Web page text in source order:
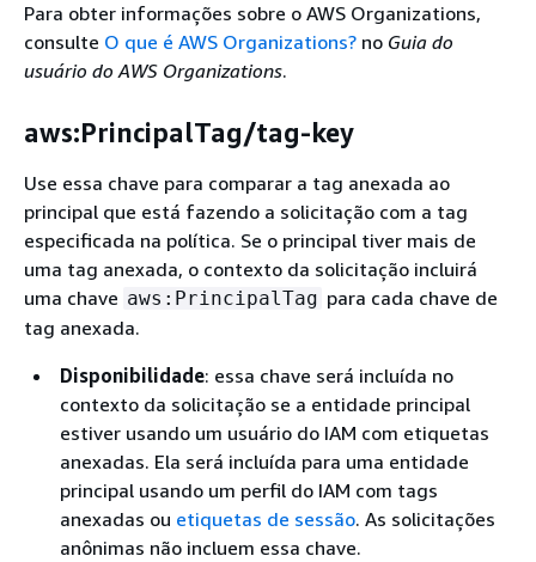
Para obter informações sobre o AWS Organizations,
consulte O que é AWS Organizations? no Guia do
usuário do AWS Organizations.
aws:PrincipalTag/tag-key
Use essa chave para comparar a tag anexada ao
principal que está fazendo a solicitação com a tag
especificada na política. Se o principal tiver mais de
uma tag anexada, o contexto da solicitação incluirá
uma chave aws:PrincipalTag para cada chave de
tag anexada.
Disponibilidade: essa chave será incluída no
contexto da solicitação se a entidade principal
estiver usando um usuário do IAM com etiquetas
anexadas. Ela será incluída para uma entidade
principal usando um perfil do IAM com tags
anexadas ou etiquetas de sessão. As solicitações
anônimas não incluem essa chave.